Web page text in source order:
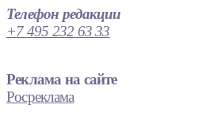
Телефон редакции
+7 495 232 63 33
Реклама на сайте
Росреклама